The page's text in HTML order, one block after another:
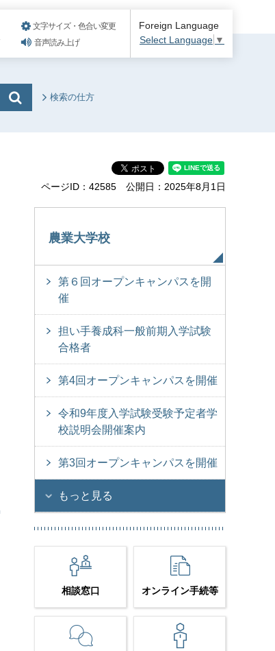
文字サイズ・色合い変更
音声読み上げ
Foreign Language
Select Language ▼
検索の仕方
ページID：42585 公開日：2025年8月1日
農業大学校
第６回オープンキャンパスを開
催
担い手養成科一般前期入学試験
合格者
第4回オープンキャンパスを開催
令和9年度入学試験受験予定者学
校説明会開催案内
第3回オープンキャンパスを開催
もっと見る
相談窓口 オンライン手続等